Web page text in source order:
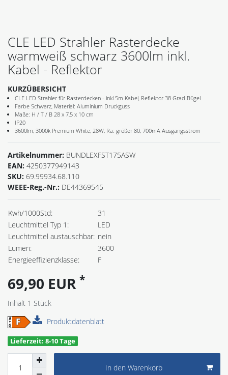
CLE LED Strahler Rasterdecke
warmweiß schwarz 3600lm inkl.
Kabel - Reflektor
KURZÜBERSICHT
CLE LED Strahler für Rasterdecken - inkl 5m Kabel, Reflektor 38 Grad Bügel
Farbe Schwarz, Material: Aluminium Druckguss
Maße: H / T / B 28 x 7,5 x 10 cm
IP20
3600lm, 3000k Premium White, 28W, Ra: größer 80, 700mA Ausgangsstrom
Artikelnummer: BUNDLEXFST175ASW
EAN: 4250377949143
SKU: 69.99934.68.110
WEEE-Reg.-Nr.: DE44369545
Kwh/1000Std:
31
Leuchtmittel Typ 1:
LED
Leuchtmittel austauschbar: nein
Lumen:
3600
Energieeffizienzklasse:
F
69,90 EUR *
Inhalt 1 Stück
Produktdatenblatt
Lieferzeit: 8-10 Tage
In den Warenkorb